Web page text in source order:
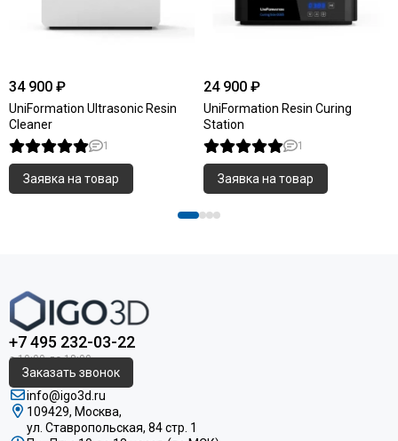
34 900 ₽
UniFormation Ultrasonic Resin
Cleaner
1
Заявка на товар
24 900 ₽
UniFormation Resin Curing
Station
1
Заявка на товар
+7 495 232-03-22
Заказать звонок
info@igo3d.ru
109429, Москва,
ул. Ставропольская, 84 стр. 1